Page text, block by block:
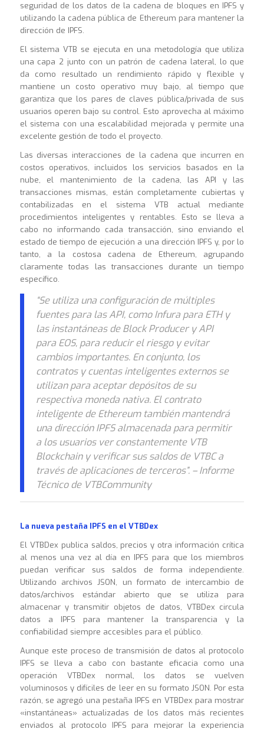
seguridad de los datos de la cadena de bloques en IPFS y
utilizando la cadena pública de Ethereum para mantener la
dirección de IPFS.
El sistema VTB se ejecuta en una metodología que utiliza
una capa 2 junto con un patrón de cadena lateral, lo que
da como resultado un rendimiento rápido y flexible y
mantiene un costo operativo muy bajo, al tiempo que
garantiza que los pares de claves pública/privada de sus
usuarios operen bajo su control. Esto aprovecha al máximo
el sistema con una escalabilidad mejorada y permite una
excelente gestión de todo el proyecto.
Las diversas interacciones de la cadena que incurren en
costos operativos, incluidos los servicios basados en la
nube, el mantenimiento de la cadena, las API y las
transacciones mismas, están completamente cubiertas y
contabilizadas en el sistema VTB actual mediante
procedimientos inteligentes y rentables. Esto se lleva a
cabo no informando cada transacción, sino enviando el
estado de tiempo de ejecución a una dirección IPFS y, por lo
tanto, a la costosa cadena de Ethereum, agrupando
claramente todas las transacciones durante un tiempo
específico.
“Se utiliza una configuración de múltiples
fuentes para las API, como Infura para ETH y
las instantáneas de Block Producer y API
para EOS, para reducir el riesgo y evitar
cambios importantes. En conjunto, los
contratos y cuentas inteligentes externos se
utilizan para aceptar depósitos de su
respectiva moneda nativa. El contrato
inteligente de Ethereum también mantendrá
una dirección IPFS almacenada para permitir
a los usuarios ver constantemente VTB
Blockchain y verificar sus saldos de VTBC a
través de aplicaciones de terceros”. – Informe
Técnico de VTBCommunity
La nueva pestaña IPFS en el VTBDex
El VTBDex publica saldos, precios y otra información crítica
al menos una vez al día en IPFS para que los miembros
puedan verificar sus saldos de forma independiente.
Utilizando archivos JSON, un formato de intercambio de
datos/archivos estándar abierto que se utiliza para
almacenar y transmitir objetos de datos, VTBDex circula
datos a IPFS para mantener la transparencia y la
confiabilidad siempre accesibles para el público.
Aunque este proceso de transmisión de datos al protocolo
IPFS se lleva a cabo con bastante eficacia como una
operación VTBDex normal, los datos se vuelven
voluminosos y difíciles de leer en su formato JSON. Por esta
razón, se agregó una pestaña IPFS en VTBDex para mostrar
«instantáneas» actualizadas de los datos más recientes
enviados al protocolo IPFS para mejorar la experiencia